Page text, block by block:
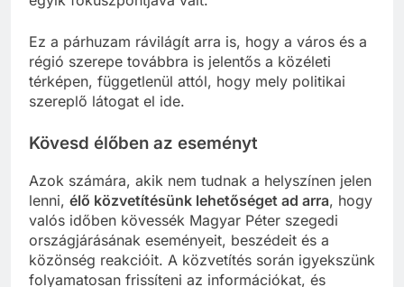
Ez a párhuzam rávilágít arra is, hogy a város és a
régió szerepe továbbra is jelentős a közéleti
térképen, függetlenül attól, hogy mely politikai
szereplő látogat el ide.
Kövesd élőben az eseményt
Azok számára, akik nem tudnak a helyszínen jelen
lenni, élő közvetítésünk lehetőséget ad arra, hogy
valós időben kövessék Magyar Péter szegedi
országjárásának eseményeit, beszédeit és a
közönség reakcióit. A közvetítés során igyekszünk
folyamatosan frissíteni az információkat, és